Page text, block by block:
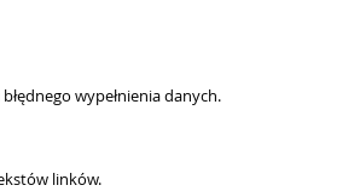
wypełnienia danych.
linków.